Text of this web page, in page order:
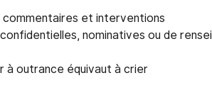
commentaires et interventions
nominatives ou de
à outrance équivaut à crier